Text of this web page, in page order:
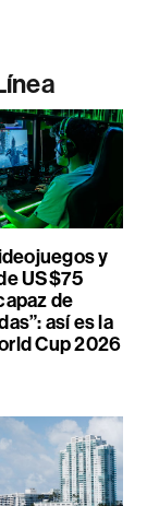
y
US$75
de
así es la
Cup 2026